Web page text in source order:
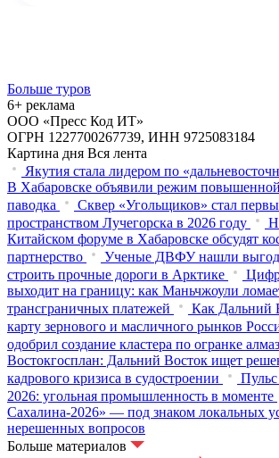
Больше туров
6+ реклама
ООО «Пресс Код ИТ»
ОГРН 1227700267739, ИНН 9725083184
Картина дня Вся лента
Якутия стала лидером по
В Хабаровске объявили режим повышенной
паводка
Сквер «Угольщиков» стал
пространством Лучегорска в 2026 году
Китайском форуме в Хабаровске обсудят
партнерство
Ученые ДВФУ нашли
строить прочные дороги в Арктике
выходит на границу: как Маньчжоули
трансграничных платежей
Как Дальний
карту зернового и масличного рынков
одобрил создание кластера по огранке
Востокгосплан: Дальний Восток ищет
кадрового кризиса в судостроении
2026: угольная промышленность в моменте
Сахалина-2026» — под знаком локальных
нерешенных вопросов
Больше материалов